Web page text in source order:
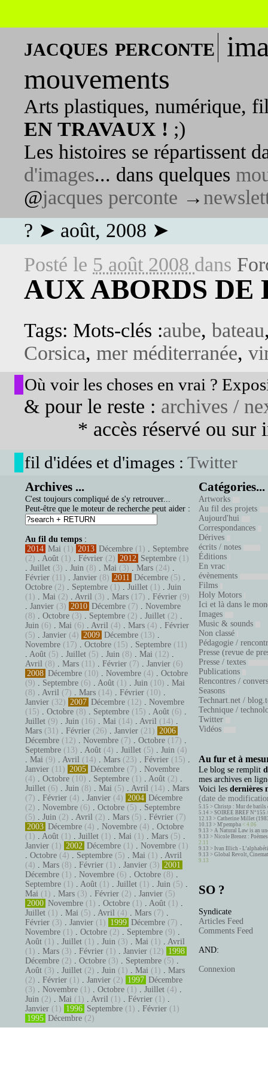
jacques perconte
mouvements
Arts plastiques, numérique,
EN TRAVAUX ! ;)
Les histoires se répartissent
d'images... dans quelques
@jacques perconte →
? ➤ août, 2008 ➤
Posté le 5 août 2008 dans
AUX ABORDS DE
Tags: Mots-clés :aube, bateau
Corsica, mer méditerranée,
Où voir les choses en vrai ?
& pour le reste : archives /
* accès réservé ou sur
fil d'idées et d'images : Twitter
Archives ...
C'est toujours compliqué de s'y retrouver...
Peut-être que le moteur de recherche peut aider :
Au fil du temps :
2014 Mai (1) 2013 Décembre (1) . Septembre
(2) . Août (1) . Février (2) 2012 Septembre (1)
. Juillet (3) . Juin (8) . Mai (3) . Mars (24) .
Février (11) . Janvier (8) 2011 Décembre (5) .
Octobre (2) . Septembre (1) . Juillet (1) . Juin
(1) . Mai (2) . Avril (3) . Mars (17) . Février (9)
. Janvier (3) 2010 Décembre (7) . Novembre
(8) . Octobre (3) . Septembre (2) . Juillet (2) .
Juin (6) . Mai (6) . Avril (4) . Mars (4) . Février
(5) . Janvier (4) 2009 Décembre (13) .
Novembre (17) . Octobre (15) . Septembre (11)
. Août (5) . Juillet (5) . Juin (8) . Mai (12) .
Avril (8) . Mars (11) . Février (7) . Janvier (6)
2008 Décembre (10) . Novembre (4) . Octobre
(9) . Septembre (6) . Août (1) . Juin (10) . Mai
(8) . Avril (7) . Mars (14) . Février (10) .
Janvier (32) 2007 Décembre (12) . Novembre
(15) . Octobre (8) . Septembre (15) . Août (6) .
Juillet (9) . Juin (16) . Mai (14) . Avril (14) .
Mars (31) . Février (26) . Janvier (21) 2006
Décembre (12) . Novembre (7) . Octobre (17) .
Septembre (13) . Août (4) . Juillet (5) . Juin (4)
. Mai (9) . Avril (14) . Mars (23) . Février (15) .
Janvier (11) 2005 Décembre (7) . Novembre
(4) . Octobre (10) . Septembre (1) . Août (2) .
Juillet (6) . Juin (8) . Mai (5) . Avril (14) . Mars
(7) . Février (4) . Janvier (4) 2004 Décembre
(2) . Novembre (6) . Octobre (5) . Septembre
(5) . Juin (2) . Avril (2) . Mars (5) . Février (7)
2003 Décembre (4) . Novembre (4) . Octobre
(1) . Août (1) . Juillet (1) . Mai (1) . Mars (5) .
Janvier (1) 2002 Décembre (1) . Novembre (1)
. Octobre (4) . Septembre (5) . Mai (1) . Avril
(4) . Mars (8) . Février (1) . Janvier (3) 2001
Décembre (1) . Novembre (6) . Octobre (8) .
Septembre (1) . Août (1) . Juillet (1) . Juin (5) .
Mai (1) . Mars (3) . Février (2) . Janvier (5)
2000 Novembre (1) . Octobre (1) . Août (1) .
Juillet (1) . Mai (5) . Avril (4) . Mars (7) .
Février (3) . Janvier (1) 1999 Décembre (7) .
Novembre (1) . Octobre (2) . Septembre (9) .
Août (1) . Juillet (1) . Juin (3) . Mai (1) . Avril
(1) . Mars (3) . Février (1) . Janvier (12) 1998
Décembre (2) . Octobre (3) . Septembre (5) .
Août (3) . Juillet (2) . Juin (1) . Mai (1) . Mars
(2) . Février (1) . Janvier (2) 1997 Décembre
(3) . Novembre (1) . Octobre (1) . Juillet (4) .
Juin (2) . Mai (1) . Avril (1) . Février (1) .
Janvier (1) 1996 Septembre (1) . Février (1)
1995 Décembre (2)
Catégories...
Artworks
Au fil des projets
Aujourd'hui
Correspondances
Dérives
écrits / notes
Éditions
En vrac
évènements
Films
Holy Motors
Ici et là dans le
Images
Music & sounds
Non classé
Pédagogie /
Presse (revue de
Presse / textes
Publications
Rencontres /
Seasons
Technart.net /
Technique /
Twitter
Vidéos
Au fur et à
Le blog se remplit
mes archives en
Voici les dernières
(date de
5.15 > Christo : Mur de barils
5.14 > SOIRÉE BREF
12.13 > Catherine Millet
10.13 > M'pempba < 4.06
9.13 > A Natural Law is an
9.13 > Nicole Brenez :
2.11
9.13 > Ivan Illich -
9.13 > Global Revolt,
9.13
SO ?
Syndicate
Articles Feed
Comments Feed
AND:
Connexion